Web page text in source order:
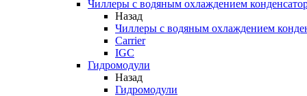
Чиллеры с водяным охлаждением
Назад
Чиллеры с водяным охлаждением
Carrier
IGC
Гидромодули
Назад
Гидромодули